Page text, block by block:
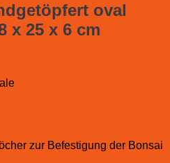
oval
x 25 x 6 cm
zur Befestigung der Bonsai